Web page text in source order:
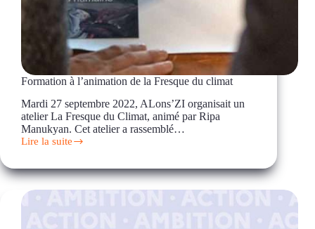
Formation à l’animation de la Fresque du climat
Mardi 27 septembre 2022, ALons’ZI organisait un
atelier La Fresque du Climat, animé par Ripa
Manukyan. Cet atelier a rassemblé…
Lire la suite
Formation
l’animation
de
la